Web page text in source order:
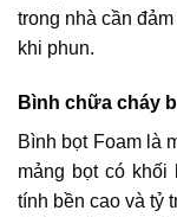
trong nhà cần
khi phun.
Bình chữa cháy
Bình bọt Foam là
mảng bọt có
tính bền cao và tỷ